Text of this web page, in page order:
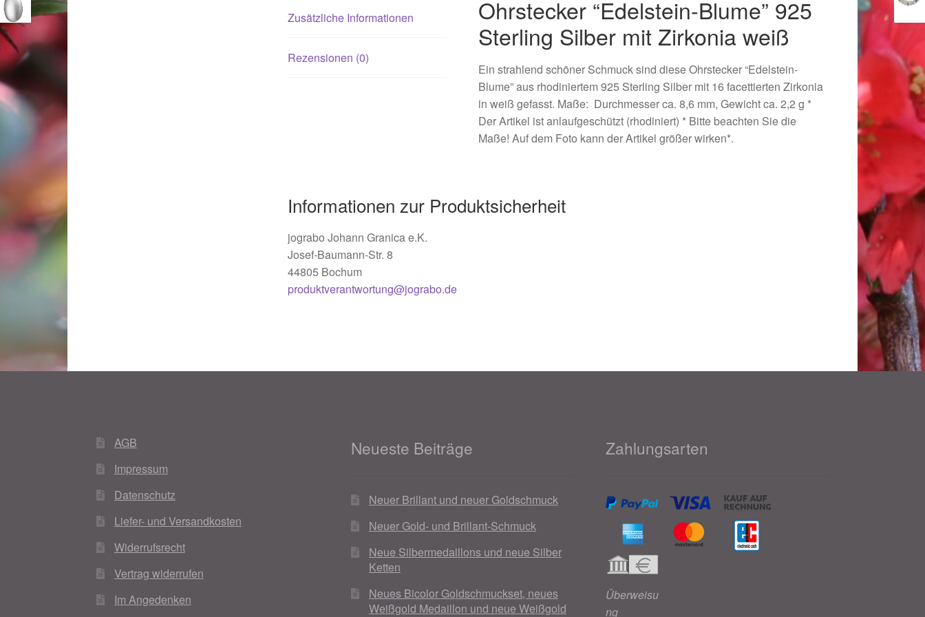
Zusätzliche Informationen
Rezensionen (0)
Ohrstecker “Edelstein-Blume” 925
Sterling Silber mit Zirkonia weiß
Ein strahlend schöner Schmuck sind diese Ohrstecker “Edelstein-
Blume” aus rhodiniertem 925 Sterling Silber mit 16 facettierten Zirkonia
in weiß gefasst. Maße: Durchmesser ca. 8,6 mm, Gewicht ca. 2,2 g *
Der Artikel ist anlaufgeschützt (rhodiniert) * Bitte beachten Sie die
Maße! Auf dem Foto kann der Artikel größer wirken*.
Informationen zur Produktsicherheit
jograbo Johann Granica e.K.
Josef-Baumann-Str. 8
44805 Bochum
produktverantwortung@jograbo.de
AGB
Impressum
Datenschutz
Liefer- und Versandkosten
Widerrufsrecht
Vertrag widerrufen
Im Angedenken
Neueste Beiträge
Neuer Brillant und neuer Goldschmuck
Neuer Gold- und Brillant-Schmuck
Neue Silbermedaillons und neue Silber
Ketten
Neues Bicolor Goldschmuckset, neues
Weißgold Medaillon und neue Weißgold
Zahlungsarten
Überweisu
ng